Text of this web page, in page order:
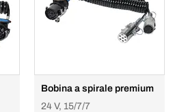
Bobina a spirale premium
24 V, 15/7/7